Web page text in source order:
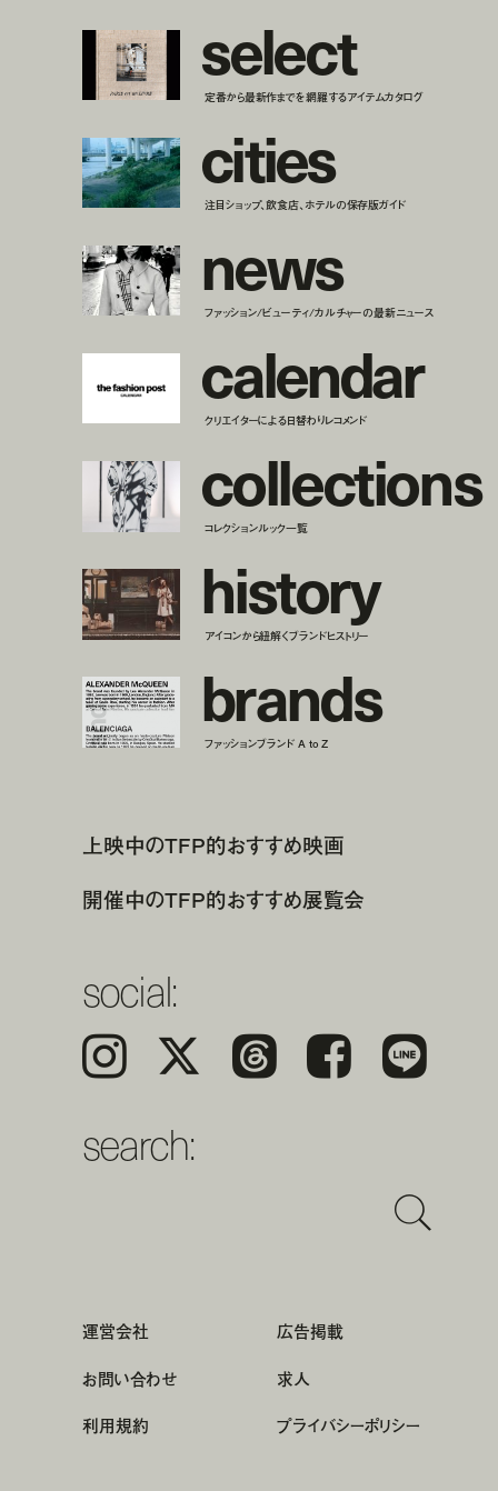
select
定番から最新作までを網羅するアイテムカタログ
cities
注目ショップ、飲食店、ホテルの保存版ガイド
news
ファッション/ビューティ/カルチャーの最新ニュース
calendar
クリエイターによる日替わりレコメンド
collections
コレクションルック一覧
history
アイコンから紐解くブランドヒストリー
brands
ファッションブランド A to Z
上映中のTFP的おすすめ映画
開催中のTFP的おすすめ展覧会
social:
Instagram 𝕏 Threads Facebook LINE
search:
運営会社
広告掲載
お問い合わせ
求人
利用規約 プライバシーポリシー